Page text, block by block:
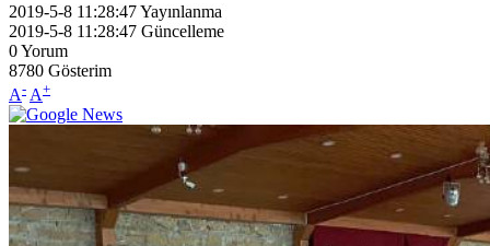
2019-5-8 11:28:47Yayınlanma
2019-5-8 11:28:47 Güncelleme
0Yorum
8780 Gösterim
A- A+